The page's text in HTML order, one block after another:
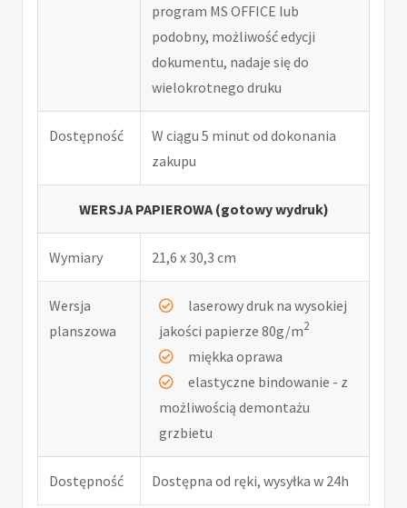
program MS OFFICE lub
podobny, możliwość edycji
dokumentu, nadaje się do
wielokrotnego druku
Dostępność
W ciągu 5 minut od dokonania
zakupu
WERSJA PAPIEROWA (gotowy wydruk)
Wymiary 21,6 x 30,3 cm
Wersja
planszowa
laserowy druk na wysokiej
jakości papierze 80g/m2
miękka oprawa
elastyczne bindowanie - z
możliwością demontażu
grzbietu
Dostępność Dostępna od ręki, wysyłka w 24h